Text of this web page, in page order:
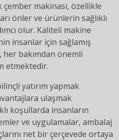
makinası, özellikle
önler ve ürünlerin sağlıklı
olur. Kaliteli makine
insanlar için sağlamış
bakımdan önemli
etmektedir.
yatırım yapmak
ulaşmak
koşullarda insanların
ve uygulamalar, ambalaj
net bir çerçevede ortaya